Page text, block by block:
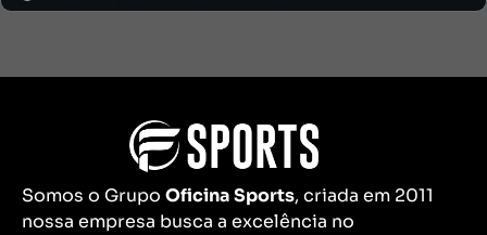
Somos o Grupo Oficina Sports, criada em 2011
nossa empresa busca a excelência no